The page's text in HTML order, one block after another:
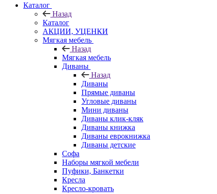
Каталог
Назад
Каталог
АКЦИИ, УЦЕНКИ
Мягкая мебель
Назад
Мягкая мебель
Диваны
Назад
Диваны
Прямые диваны
Угловые диваны
Мини диваны
Диваны клик-кляк
Диваны книжка
Диваны еврокнижка
Диваны детские
Софа
Наборы мягкой мебели
Пуфики, Банкетки
Кресла
Кресло-кровать